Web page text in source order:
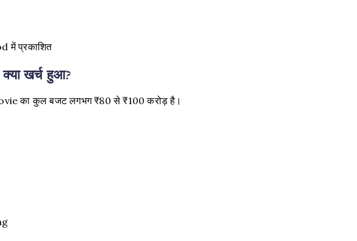
में प्रकाशित
खर्च हुआ?
का कुल बजट लगभग ₹80 से ₹100 करोड़ है।